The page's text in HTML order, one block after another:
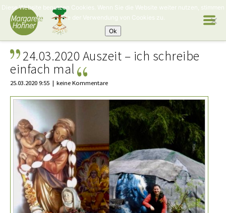
24.03.2020 Auszeit – ich schreibe
einfach mal
25.03.2020 9:55 keine Kommentare
Diese Website benutzen Cookies. Wenn Sie die Website weiter nutzen, stimmen
Sie der Verwendung von Cookies zu.
Ok